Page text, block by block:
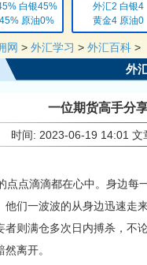
银45%
原油0%
外汇2 白银4
黄金4 原油0
网 > 外汇学习 > 外汇百科 >
外
一位期货高手分
时间: 2023-06-19 14:01 文
点滴滴都在心中。身边每
他们一波波的从身边迅速走
者则满仓多次日内搏杀，不
离开。